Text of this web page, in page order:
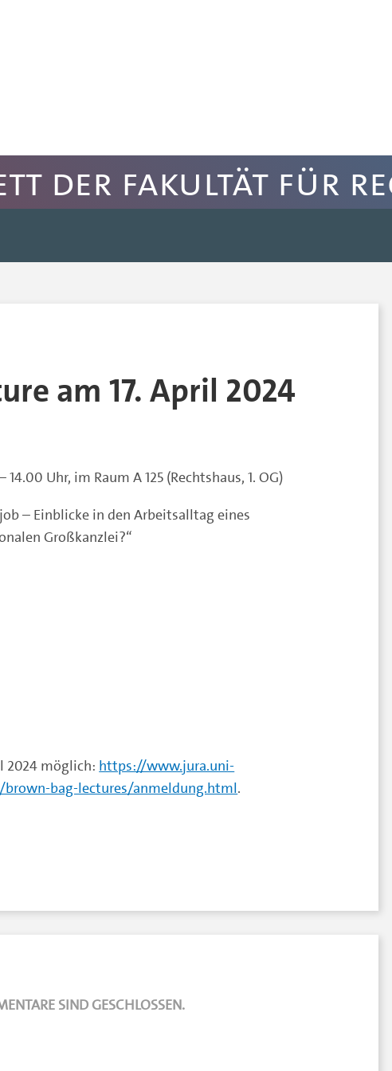
der Fakultät für
am 17. April 2024
Uhr, im Raum A 125 (Rechtshaus, 1. OG)
– Einblicke in den Arbeitsalltag eines
Großkanzlei?“
2024 möglich: https://www.jura.uni-
bag-lectures/anmeldung.html.
SIND GESCHLOSSEN.